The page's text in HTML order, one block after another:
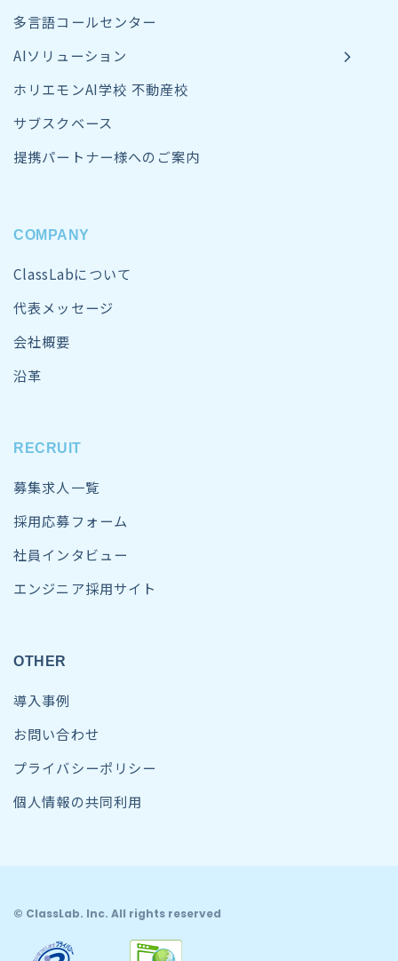
多言語コールセンター
AIソリューション
ホリエモンAI学校 不動産校
サブスクベース
提携パートナー様へのご案内
COMPANY
ClassLabについて
代表メッセージ
会社概要
沿革
RECRUIT
募集求人一覧
採用応募フォーム
社員インタビュー
エンジニア採用サイト
OTHER
導入事例
お問い合わせ
プライバシーポリシー
個人情報の共同利用
© ClassLab. Inc. All rights reserved